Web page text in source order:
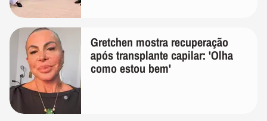
Gretchen mostra recuperação
após transplante capilar: 'Olha
como estou bem'